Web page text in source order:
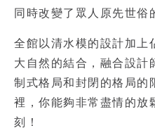
同時改變了眾人原先世俗
全館以清水模的設計加上
大自然的結合，融合設計
制式格局和封閉的格局的
裡，你能夠非常盡情的放
刻！